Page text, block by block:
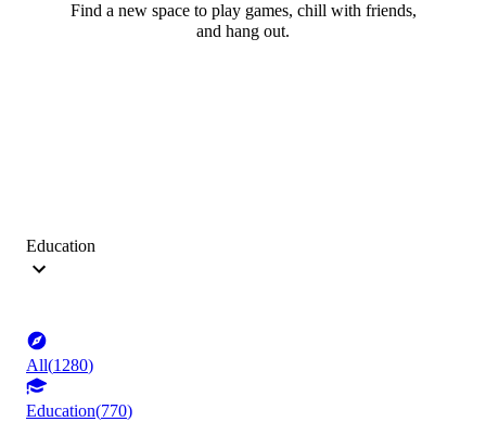
Find a new space to play games, chill with friends,
and hang out.
Education
All(1280)
Education(770)